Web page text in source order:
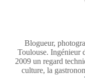
Blogueur,
Toulouse. Ingénieur
2009 un regard
culture, la